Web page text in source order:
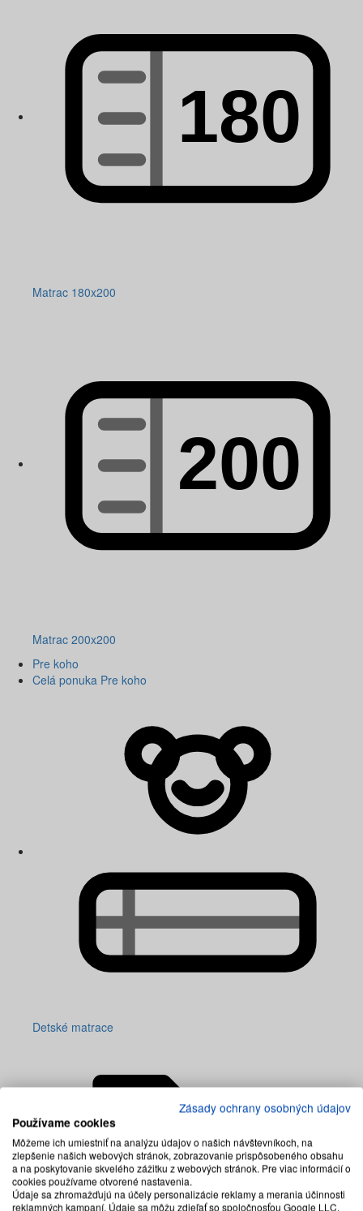
Matrac 180x200
Matrac 200x200
Pre koho
Celá ponuka Pre koho
Detské matrace
Zásady ochrany osobných údajov
Používame cookies
Môžeme ich umiestniť na analýzu údajov o našich návštevníkoch, na
zlepšenie našich webových stránok, zobrazovanie prispôsobeného obsahu
a na poskytovanie skvelého zážitku z webových stránok. Pre viac informácií o
cookies používame otvorené nastavenia.
Údaje sa zhromažďujú na účely personalizácie reklamy a merania účinnosti
reklamných kampaní. Údaje sa môžu zdieľať so spoločnosťou Google LLC,